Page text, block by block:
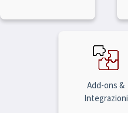
Add-ons &
Integrazioni